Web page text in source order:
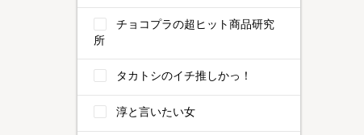
チョコプラの超ヒット商品研究
所
タカトシのイチ推しかっ！
淳と言いたい女